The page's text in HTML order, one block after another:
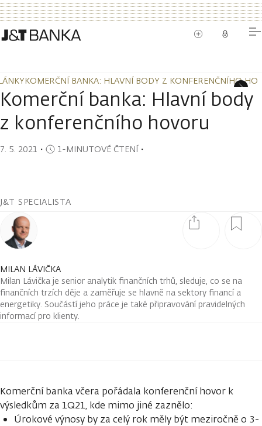
KOMERČNÍ BANKA: HLAVNÍ BODY Z KONFERENČNÍHO
KOMERČNÍ BANKA: HLAVNÍ BODY Z KONFERENČNÍHO
Komerční banka: Hlavní body
z konferenčního hovoru
7. 5. 2021 ・ 1-MINUTOVÉ ČTENÍ・
J&T SPECIALISTA
MILAN LÁVIČKA
Milan Lávička je senior analytik finančních trhů, sleduje, co se na
finančních trzích děje a zaměřuje se hlavně na sektory financí a
energetiky. Součástí jeho práce je také připravování pravidelných
informací pro klienty.
Komerční banka včera pořádala konferenční hovor k
výsledkům za 1Q21, kde mimo jiné zaznělo:
Úrokové výnosy by za celý rok měly být meziročně o 3-